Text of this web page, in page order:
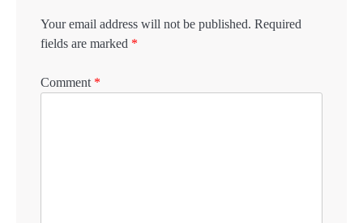
Your email address will not be published. Required
fields are marked *
Comment *